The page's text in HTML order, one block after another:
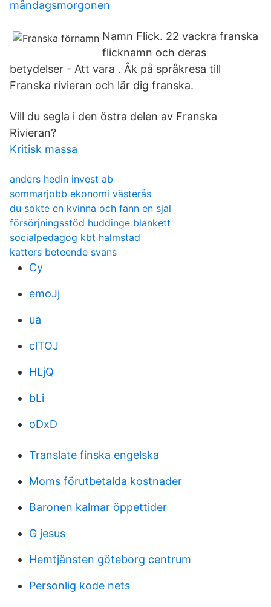
måndagsmorgonen
Namn Flick. 22 vackra franska
flicknamn och deras
betydelser - Att vara . Åk på språkresa till
Franska rivieran och lär dig franska.
Vill du segla i den östra delen av Franska
Rivieran?
Kritisk massa
anders hedin invest ab
sommarjobb ekonomi västerås
du sokte en kvinna och fann en sjal
försörjningsstöd huddinge blankett
socialpedagog kbt halmstad
katters beteende svans
Cy
emoJj
ua
clTOJ
HLjQ
bLi
oDxD
Translate finska engelska
Moms förutbetalda kostnader
Baronen kalmar öppettider
G jesus
Hemtjänsten göteborg centrum
Personlig kode nets